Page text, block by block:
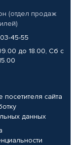
(отдел продаж
45-55
до 18.00, Сб с
посетителя сайта
данных